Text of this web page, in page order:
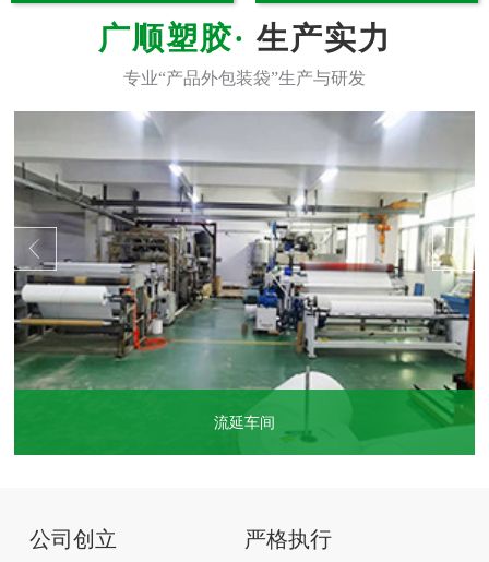
生产实力
流延车间
公司创立 严格执行